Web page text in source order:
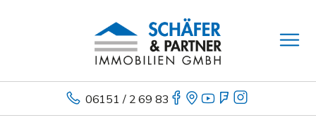
06151 / 2 69 83